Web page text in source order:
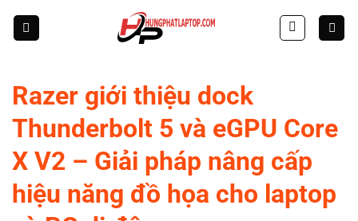
Razer giới thiệu dock
Thunderbolt 5 và eGPU Core
X V2 – Giải pháp nâng cấp
hiệu năng đồ họa cho laptop